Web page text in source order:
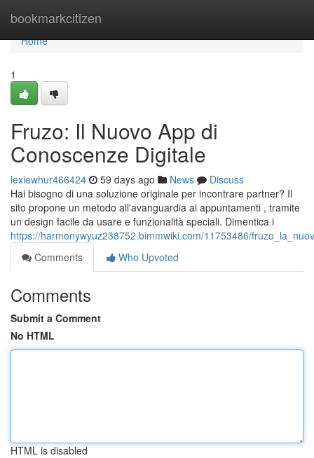
bookmarkcitizen
Home
Home
1
Fruzo: Il Nuovo App di
Conoscenze Digitale
lexiewhur466424 59 days ago News
Discuss
Hai bisogno di una soluzione originale per incontrare partner? Il
sito propone un metodo all'avanguardia ai appuntamenti , tramite
un design facile da usare e funzionalità speciali. Dimentica i
https://harmonywyuz238752.bimmwiki.com/11753486/
Comments
Who Upvoted
Comments
Submit a Comment
No HTML
HTML is disabled